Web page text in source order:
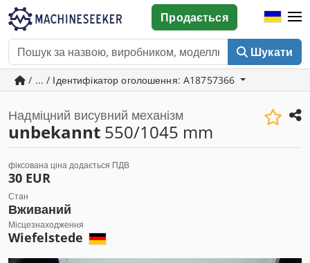
Шукати
Продається
/ ... / Ідентифікатор оголошення: A18757366
Надміцний висувний механізм
unbekannt 550/1045 mm
фіксована ціна додається ПДВ
30 EUR
Стан
Вживаний
Місцезнаходження
Wiefelstede